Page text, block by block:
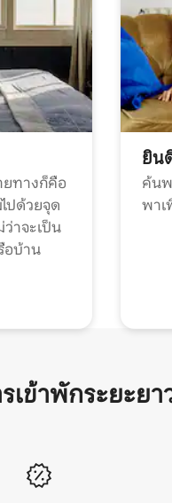
ทางก็คือ
ปด้วยจุด
ว่าจะเป็น
อบ้าน
ยิน
ค้น
พาเ
เข้าพักระยะยา